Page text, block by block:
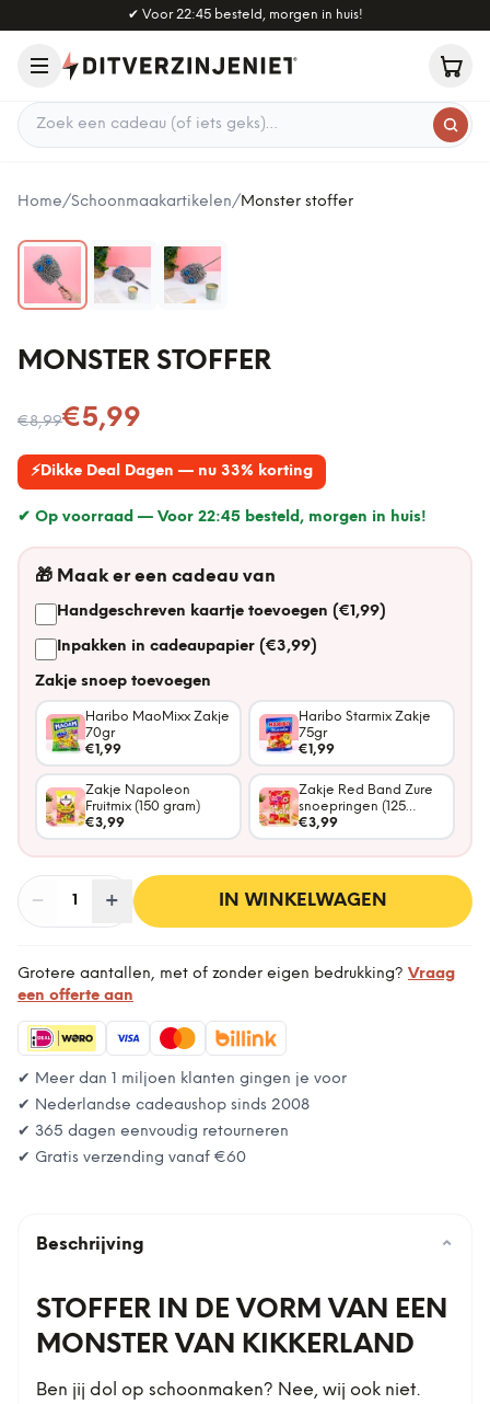
Naar hoofdinhoud
✔ Voor 22:45 besteld, morgen in huis!
Zoek een cadeau
Home/Schoonmaakartikelen/Monster stoffer
MONSTER STOFFER
€8,99
Nu voor
€5,99
⚡Dikke Deal Dagen — nu 33% korting
✔ Op voorraad — Voor 22:45 besteld, morgen in huis!
🎁 Maak er een cadeau van
Handgeschreven kaartje toevoegen (€1,99)
Inpakken in cadeaupapier (€3,99)
Zakje snoep toevoegen
Haribo MaoMixx Zakje
70gr
€1,99
Haribo Starmix Zakje
75gr
€1,99
Zakje Napoleon
Fruitmix (150 gram)
€3,99
Zakje Red Band Zure
snoepringen (125
gram)
€3,99
− Aantal
1 + IN WINKELWAGEN
Grotere aantallen, met of zonder eigen bedrukking? Vraag
een offerte aan
✔ Meer dan 1 miljoen klanten gingen je voor
✔ Nederlandse cadeaushop sinds 2008
✔ 365 dagen eenvoudig retourneren
✔ Gratis verzending vanaf €60
Beschrijving ⌄
STOFFER IN DE VORM VAN EEN
MONSTER VAN KIKKERLAND
Ben jij dol op schoonmaken? Nee, wij ook niet.